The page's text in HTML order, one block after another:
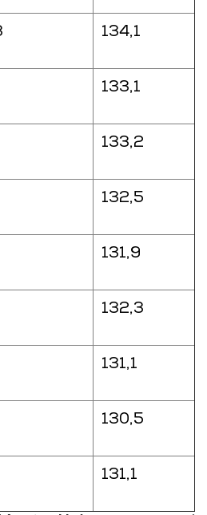
134,1
133,1
133,2
132,5
131,9
132,3
131,1
130,5
131,1